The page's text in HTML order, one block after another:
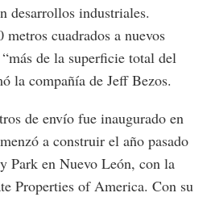
desarrollos industriales.
cuadrados a nuevos
de la superficie total del
la compañía de Jeff Bezos.
de envío fue inaugurado en
a construir el año pasado
Park en Nuevo León, con la
Properties of America. Con su